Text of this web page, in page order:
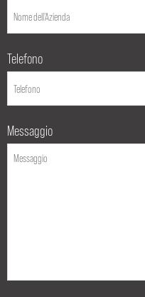
Telefono
Messaggio